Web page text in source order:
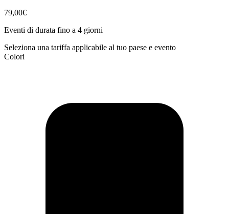
79,00€
Eventi di durata fino a 4 giorni
Seleziona una tariffa applicabile al tuo paese e evento
Colori